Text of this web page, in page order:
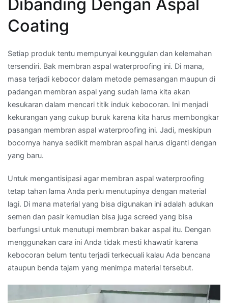
Dibanding Dengan Aspal
Coating
Setiap produk tentu mempunyai keunggulan dan kelemahan
tersendiri. Bak membran aspal waterproofing ini. Di mana,
masa terjadi kebocor dalam metode pemasangan maupun di
padangan membran aspal yang sudah lama kita akan
kesukaran dalam mencari titik induk kebocoran. Ini menjadi
kekurangan yang cukup buruk karena kita harus membongkar
pasangan membran aspal waterproofing ini. Jadi, meskipun
bocornya hanya sedikit membran aspal harus diganti dengan
yang baru.
Untuk mengantisipasi agar membran aspal waterproofing
tetap tahan lama Anda perlu menutupinya dengan material
lagi. Di mana material yang bisa digunakan ini adalah adukan
semen dan pasir kemudian bisa juga screed yang bisa
berfungsi untuk menutupi membran bakar aspal itu. Dengan
menggunakan cara ini Anda tidak mesti khawatir karena
kebocoran belum tentu terjadi terkecuali kalau Ada bencana
ataupun benda tajam yang menimpa material tersebut.